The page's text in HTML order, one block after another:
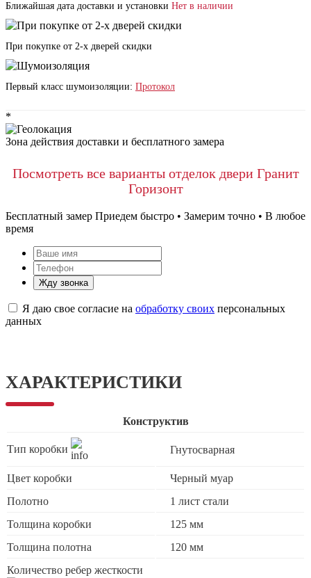
Ближайшая дата доставки и установки Нет в наличии
При покупке от 2-х дверей скидки
Первый класс шумоизоляции: Протокол
*
Зона действия доставки и бесплатного замера
Посмотреть все варианты отделок двери Гранит
Горизонт
Бесплатный замер Приедем быстро • Замерим точно • В любое
время
Жду звонка
Я даю свое согласие на обработку своих персональных
данных
ХАРАКТЕРИСТИКИ
Конструктив
Тип коробки Гнутосварная
Цвет коробки
Черный муар
Полотно
1 лист стали
Толщина коробки
125 мм
Толщина полотна
120 мм
Количество ребер жесткости